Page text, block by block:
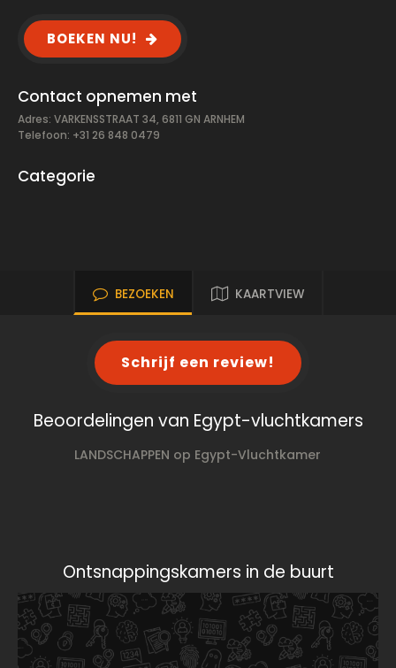
BOEKEN NU!
Contact opnemen met
Adres: VARKENSSTRAAT 34, 6811 GN ARNHEM
Telefoon: +31 26 848 0479
Categorie
BEZOEKEN KAARTVIEW
Schrijf een review!
Beoordelingen van Egypt-vluchtkamers
LANDSCHAPPEN op Egypt-Vluchtkamer
Ontsnappingskamers in de buurt